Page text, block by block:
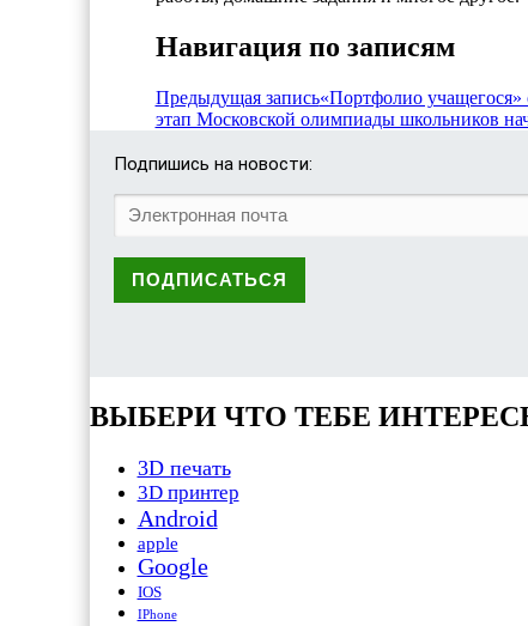
Навигация по записям
Предыдущая запись«Портфолио
этап Московской олимпиады школьников
Подпишись на новости:
ВЫБЕРИ ЧТО ТЕБЕ
3D печать
3D принтер
Android
apple
Google
IOS
IPhone